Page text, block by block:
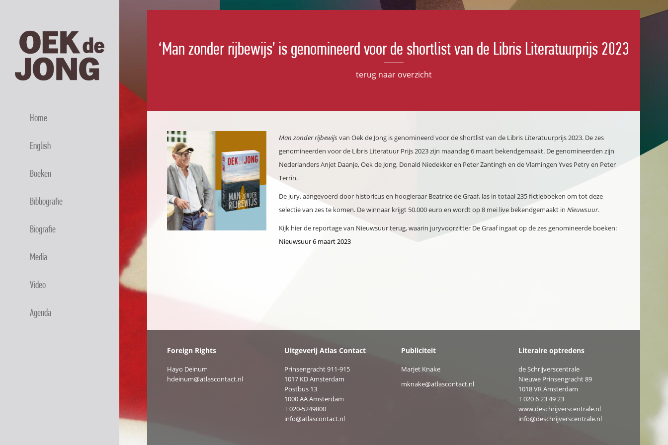
Home
English
Boeken
Bibliografie
Biografie
Media
Video
Agenda
‘Man zonder rijbewijs’ is genomineerd voor de shortlist van de Libris Literatuurprijs 2023
terug naar overzicht
Man zonder rijbewijsvan Oek de Jong is genomineerd voor de shortlist van de Libris Literatuurprijs 2023. De zes
genomineerden voor de Libris Literatuur Prijs 2023 zijn maandag 6 maart bekendgemaakt. De genomineerden zijn
Nederlanders Anjet Daanje, Oek de Jong, Donald Niedekker en Peter Zantingh en de Vlamingen Yves Petry en Peter
Terrin.
De jury, aangevoerd door historicus en hoogleraar Beatrice de Graaf, las in totaal 235 fictieboeken om tot deze
selectie van zes te komen. De winnaar krijgt 50.000 euro en wordt op 8 mei live bekendgemaakt in Nieuwsuur.
Kijk hier de reportage van Nieuwsuur terug, waarin juryvoorzitter De Graaf ingaat op de zes genomineerde boeken:
Nieuwsuur 6 maart 2023
Foreign Rights
Hayo Deinum
hdeinum@atlascontact.nl
Uitgeverij Atlas Contact
Prinsengracht 911-915
1017 KD Amsterdam
Postbus 13
1000 AA Amsterdam
T 020-5249800
info@atlascontact.nl
Publiciteit
Marjet Knake
mknake@atlascontact.nl
Literaire optredens
de Schrijverscentrale
Nieuwe Prinsengracht 89
1018 VR Amsterdam
T020 6 23 49 23
www.deschrijverscentrale.nl
info@deschrijverscentrale.nl